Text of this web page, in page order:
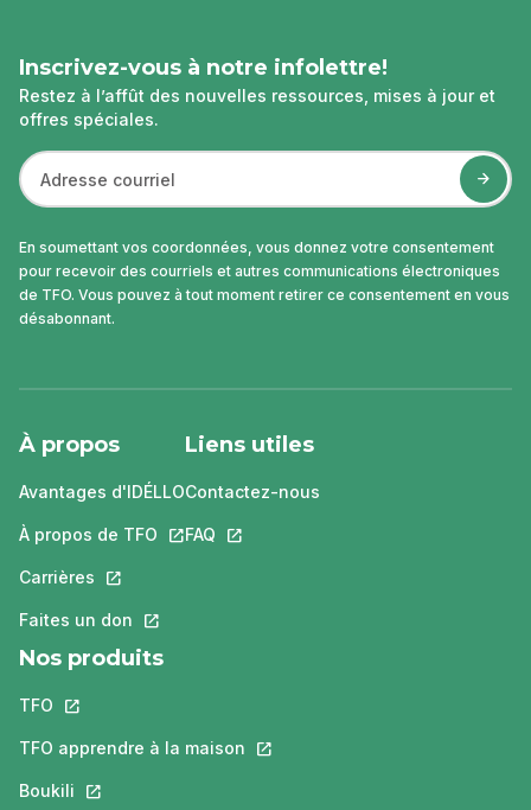
Inscrivez-vous à notre infolettre!
Restez à l’affût des nouvelles ressources, mises à jour et
offres spéciales.
En soumettant vos coordonnées, vous donnez votre consentement
pour recevoir des courriels et autres communications électroniques
de TFO. Vous pouvez à tout moment retirer ce consentement en vous
désabonnant.
À propos
Avantages d'IDÉLLO
À propos de TFO Ce lien s'ouvrira dans un nouvel onglet.
Carrières Ce lien s'ouvrira dans un nouvel onglet.
Faites un don Ce lien s'ouvrira dans un nouvel onglet.
Liens utiles
Contactez-nous
FAQ Ce lien s'ouvrira dans un nouvel
Nos produits
TFO Ce lien s'ouvrira dans un nouvel onglet.
TFO apprendre à la maison Ce lien s'ouvrira dans un nouvel
Boukili Ce lien s'ouvrira dans un nouvel onglet.